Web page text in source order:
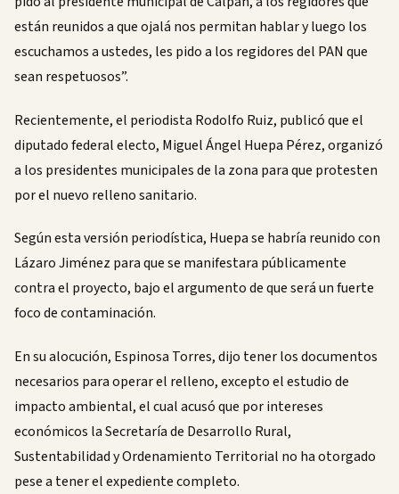
están reunidos a que ojalá nos permitan hablar y luego los
escuchamos a ustedes, les pido a los regidores del PAN que
sean respetuosos”.
Recientemente, el periodista Rodolfo Ruiz, publicó que el
diputado federal electo, Miguel Ángel Huepa Pérez, organizó
a los presidentes municipales de la zona para que protesten
por el nuevo relleno sanitario.
Según esta versión periodística, Huepa se habría reunido con
Lázaro Jiménez para que se manifestara públicamente
contra el proyecto, bajo el argumento de que será un fuerte
foco de contaminación.
En su alocución, Espinosa Torres, dijo tener los documentos
necesarios para operar el relleno, excepto el estudio de
impacto ambiental, el cual acusó que por intereses
económicos la Secretaría de Desarrollo Rural,
Sustentabilidad y Ordenamiento Territorial no ha otorgado
pese a tener el expediente completo.